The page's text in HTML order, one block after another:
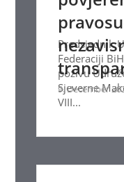
9. December
Predsjednik
Federaciji
pozivu
Sjeverne
VIII...